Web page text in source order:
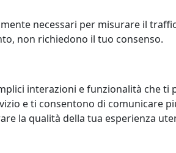
131,00 €
necessari per misurare il
non richiedono il tuo consenso.
interazioni e funzionalità che ti
e ti consentono di comunicare
la qualità della tua esperienza